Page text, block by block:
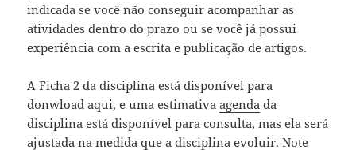
indicada se você não conseguir acompanhar as
atividades dentro do prazo ou se você já possui
experiência com a escrita e publicação de artigos.
A Ficha 2 da disciplina está disponível para
donwload aqui, e uma estimativaagenda da
disciplina está disponível para consulta, mas ela será
ajustada na medida que a disciplina evoluir. Note